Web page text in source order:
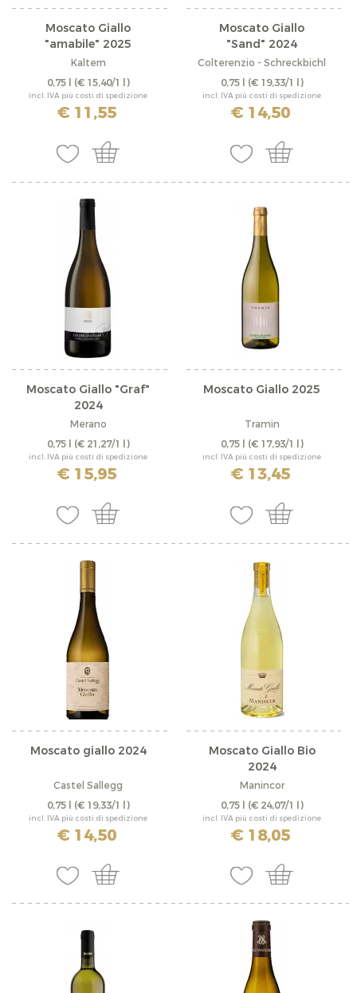
Moscato Giallo
"amabile" 2025
Kaltern
0,75 l (€ 15,40/1 l)
incl. IVA più costi di spedizione
€ 11,55
Moscato Giallo
"Sand" 2024
Colterenzio - Schreckbichl
0,75 l (€ 19,33/1 l)
incl. IVA più costi di spedizione
€ 14,50
Moscato Giallo "Graf"
2024
Merano
0,75 l (€ 21,27/1 l)
incl. IVA più costi di spedizione
€ 15,95
Moscato Giallo 2025
Tramin
0,75 l (€ 17,93/1 l)
incl. IVA più costi di spedizione
€ 13,45
Moscato giallo 2024
Castel Sallegg
0,75 l (€ 19,33/1 l)
incl. IVA più costi di spedizione
€ 14,50
Moscato Giallo Bio
2024
Manincor
0,75 l (€ 24,07/1 l)
incl. IVA più costi di spedizione
€ 18,05